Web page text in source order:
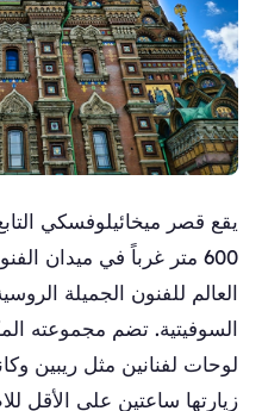
يقع قصر ميخائيلوفسكي
600 متر غرباً في ميدان
العالم للفنون الجميلة
لوحات لفنانين مثل ريبين
زيارتها ساعتين على الأقل